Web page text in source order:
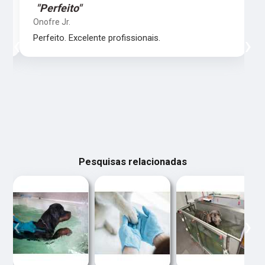
"Perfeito"
Onofre Jr.
Perfeito. Excelente profissionais.
‹
Pesquisas relacionadas
‹ ›